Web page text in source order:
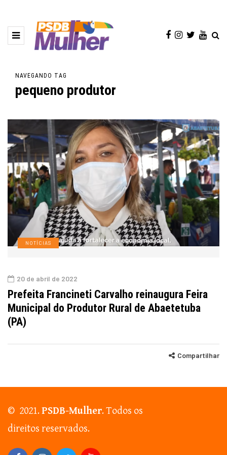
NAVEGANDO TAG
pequeno produtor
NOTÍCIAS
20 de abril de 2022
Prefeita Francineti Carvalho reinaugura Feira
Municipal do Produtor Rural de Abaetetuba
(PA)
Compartilhar
© 2021.PSDB-Mulher. Todos os
direitos reservados.